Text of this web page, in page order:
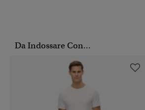
Da Indossare Con...